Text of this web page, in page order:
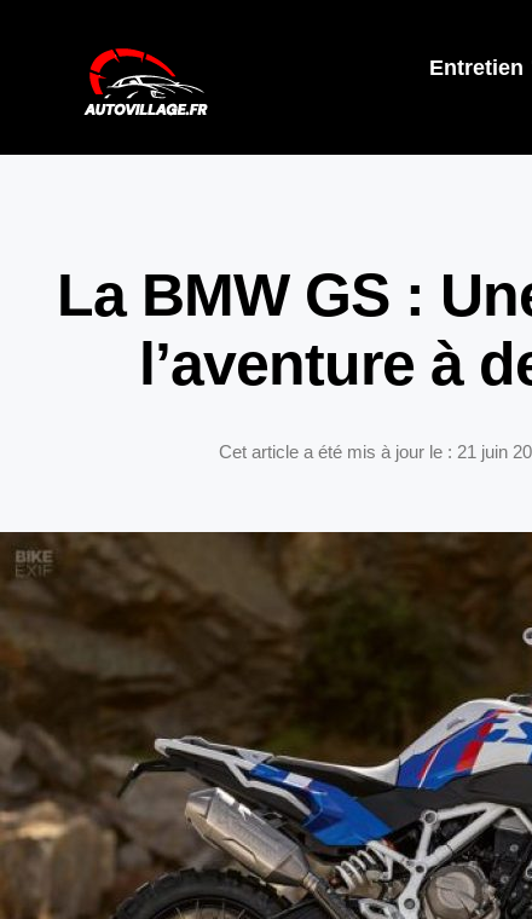
Entretien
La BMW GS :
l’aventure à
Cet article a été mis à jour le : 21 juin